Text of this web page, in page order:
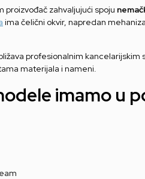
zahvaljujući spoju
ima čelični okvir, napredan
profesionalnim
materijala i nameni.
imamo u